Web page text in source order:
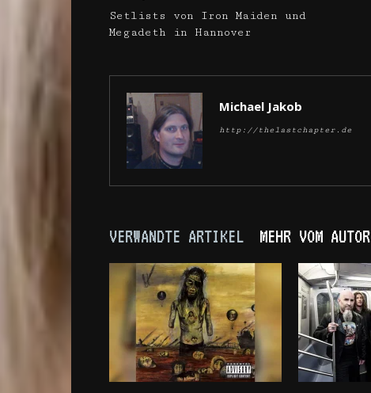
Setlists von Iron Maiden und
Megadeth in Hannover
Michael Jakob
http://thelastchapter.de
VERWANDTE ARTIKEL MEHR VOM AUTOR